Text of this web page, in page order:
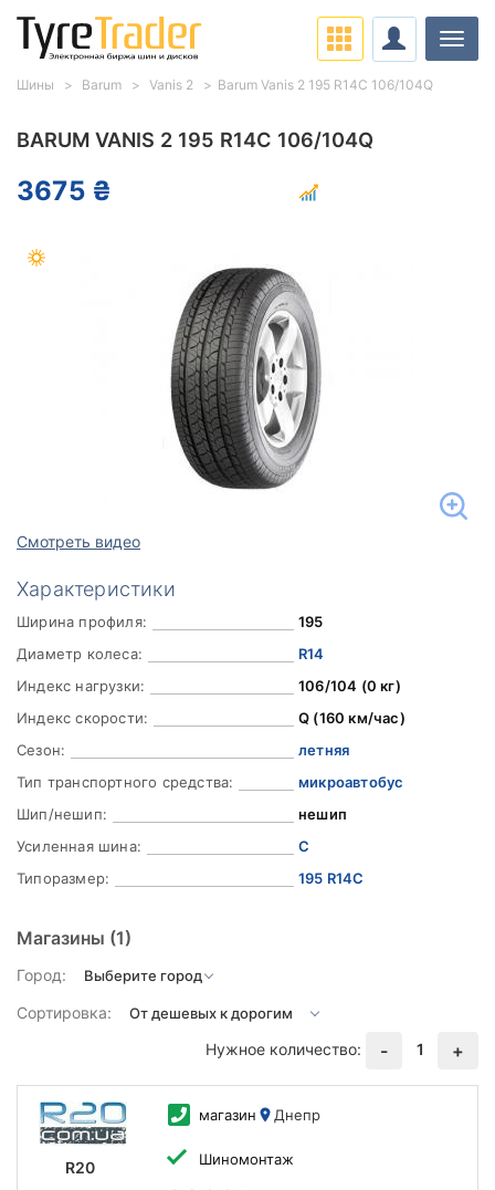
BARUM VANIS 2 195 R14C 106/104Q
3675 ₴
Смотреть видео
Характеристики
Ширина профиля:
195
Диаметр колеса:
R14
Индекс нагрузки:
106/104 (0 кг)
Индекс скорости:
Q (160 км/час)
Сезон:
летняя
Тип транспортного средства:
микроавтобус
Шип/нешип:
нешип
Усиленная шина:
C
Типоразмер:
195 R14C
Магазины (1)
Город:
Сортировка:
Нужное количество:
- 1 +
R20
магазин Днепр
Шиномонтаж
Шины Barum Vanis 2 Barum Vanis 2 195 R14C 106/104Q